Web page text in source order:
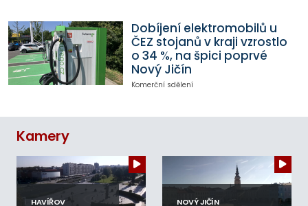
Dobíjení elektromobilů u
ČEZ stojanů v kraji vzrostlo
o 34 %, na špici poprvé
Nový Jičín
Komerční sdělení
Kamery
HAVÍŘOV NOVÝ JIČÍN